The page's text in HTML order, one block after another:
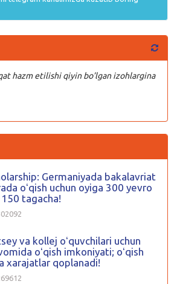
hazm etilishi qiyin bo’lgan izohlargina
Germaniyada bakalavriat
oʻqish uchun oyiga 300 yevro
tagacha!
va kollej oʻquvchilari uchun
oʻqish imkoniyati; oʻqish
xarajatlar qoplanadi!